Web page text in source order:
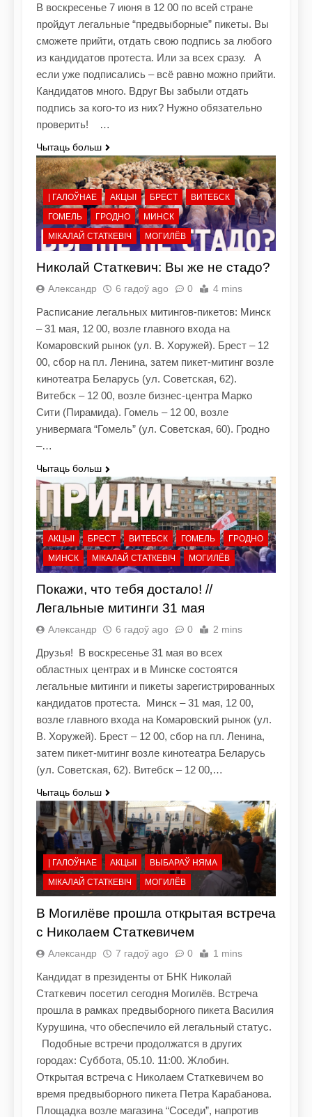
В воскресенье 7 июня в 12 00 по всей стране
пройдут легальные “предвыборные” пикеты. Вы
сможете прийти, отдать свою подпись за любого
из кандидатов протеста. Или за всех сразу. А
если уже подписались – всё равно можно прийти.
Кандидатов много. Вдруг Вы забыли отдать
подпись за кого-то из них? Нужно обязательно
проверить! …
Чытаць больш
| ГАЛОЎНАЕ АКЦЫІ БРЕСТ
ВИТЕБСК
ГОМЕЛЬ
ГРОДНО
МИНСК
МІКАЛАЙ СТАТКЕВІЧ
МОГИЛЁВ
Николай Статкевич: Вы же не стадо?
Александр 6 гадоў ago 0 4 mins
Расписание легальных митингов-пикетов: Минск
– 31 мая, 12 00, возле главного входа на
Комаровский рынок (ул. В. Хоружей). Брест – 12
00, сбор на пл. Ленина, затем пикет-митинг возле
кинотеатра Беларусь (ул. Советская, 62).
Витебск – 12 00, возле бизнес-центра Марко
Сити (Пирамида). Гомель – 12 00, возле
универмага “Гомель” (ул. Советская, 60). Гродно
–…
Чытаць больш
АКЦЫІ БРЕСТ ВИТЕБСК ГОМЕЛЬ
ГРОДНО
МИНСК
МІКАЛАЙ СТАТКЕВІЧ МОГИЛЁВ
Покажи, что тебя достало! //
Легальные митинги 31 мая
Александр 6 гадоў ago 0 2 mins
Друзья! В воскресенье 31 мая во всех
областных центрах и в Минске состоятся
легальные митинги и пикеты зарегистрированных
кандидатов протеста. Минск – 31 мая, 12 00,
возле главного входа на Комаровский рынок (ул.
В. Хоружей). Брест – 12 00, сбор на пл. Ленина,
затем пикет-митинг возле кинотеатра Беларусь
(ул. Советская, 62). Витебск – 12 00,…
Чытаць больш
| ГАЛОЎНАЕ АКЦЫІ
ВЫБАРАЎ НЯМА
МІКАЛАЙ СТАТКЕВІЧ
МОГИЛЁВ
В Могилёве прошла открытая встреча
с Николаем Статкевичем
Александр 7 гадоў ago 0 1 mins
Кандидат в президенты от БНК Николай
Статкевич посетил сегодня Могилёв. Встреча
прошла в рамках предвыборного пикета Василия
Курушина, что обеспечило ей легальный статус.
Подобные встречи продолжатся в других
городах: Суббота, 05.10. 11:00. Жлобин.
Открытая встреча с Николаем Статкевичем во
время предвыборного пикета Петра Карабанова.
Площадка возле магазина “Соседи”, напротив